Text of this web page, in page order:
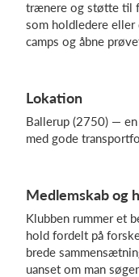
trænere og støtte til
som holdledere eller
camps og åbne
Lokation
Ballerup (2750) —
med gode
Medlemskab og
Klubben rummer et
hold fordelt på
brede
uanset om man